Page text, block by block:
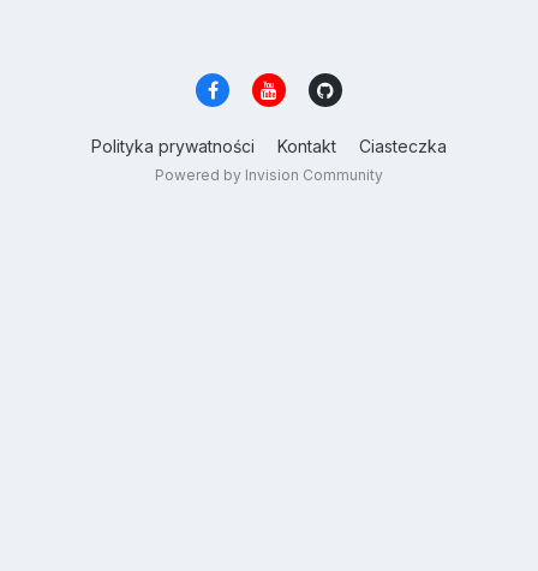
Polityka prywatności Kontakt Ciasteczka
Powered by Invision Community